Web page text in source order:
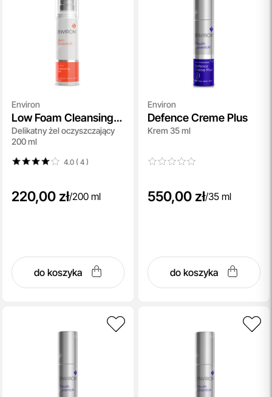
Environ
Low Foam Cleansing
Gel
Delikatny żel oczyszczający
200 ml
4.0 ( 4)
220,00 zł/200 ml
do koszyka
Environ
Defence Creme Plus
Krem 35 ml
550,00 zł/35 ml
do koszyka